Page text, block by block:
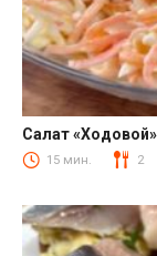
Салаты с
Салат
15 мин. 2